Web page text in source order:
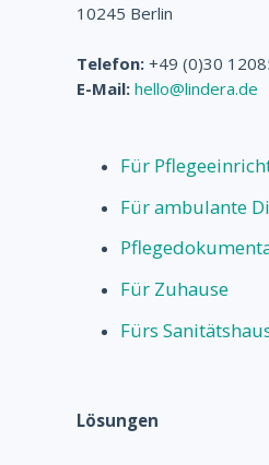
10245 Berlin
Telefon: +49 (0)30
E-Mail: hello@lindera.de
Für
Für ambulante
Für Zuhause
Fürs
Lösungen